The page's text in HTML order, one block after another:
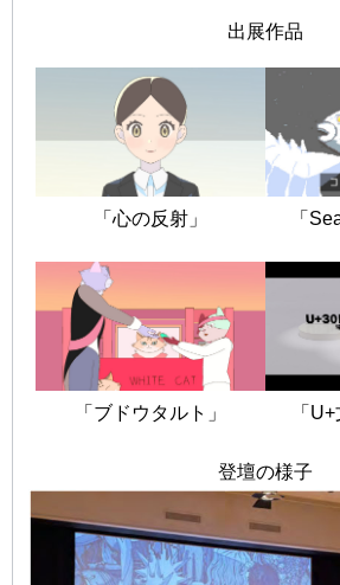
出展作品
「心の反射」 「
「ブドウタルト」 「
登壇の様子